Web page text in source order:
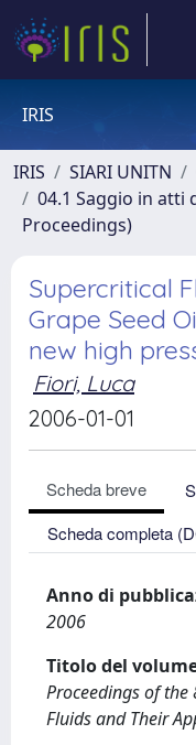
IRIS
IRIS SIARI UNITN
04.1 Saggio in atti
Proceedings)
Supercritical
Grape Seed
new high
Fiori, Luca
2006-01-01
Scheda breve
Scheda completa
Anno di
2006
Titolo del
Proceedings of the
Fluids and Their